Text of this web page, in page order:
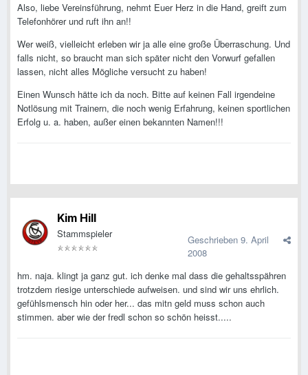
Also, liebe Vereinsführung, nehmt Euer Herz in die Hand, greift zum
Telefonhörer und ruft ihn an!!
Wer weiß, vielleicht erleben wir ja alle eine große Überraschung. Und
falls nicht, so braucht man sich später nicht den Vorwurf gefallen
lassen, nicht alles Mögliche versucht zu haben!
Einen Wunsch hätte ich da noch. Bitte auf keinen Fall irgendeine
Notlösung mit Trainern, die noch wenig Erfahrung, keinen sportlichen
Erfolg u. a. haben, außer einen bekannten Namen!!!
Kim Hill
Stammspieler Geschrieben 9. April
2008
hm. naja. klingt ja ganz gut. ich denke mal dass die gehaltsspähren
trotzdem riesige unterschiede aufweisen. und sind wir uns ehrlich.
gefühlsmensch hin oder her... das mitn geld muss schon auch
stimmen. aber wie der fredl schon so schön heisst.....